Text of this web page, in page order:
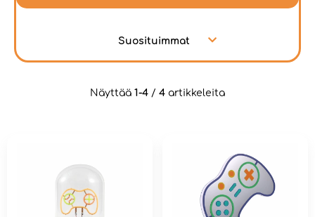
Suosituimmat
Näyttää 1-4 / 4 artikkeleita